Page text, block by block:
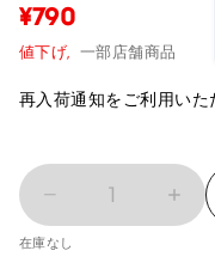
¥790
値下げ, 一部店舗商品
再入荷通知をご利用いた
1
在庫なし